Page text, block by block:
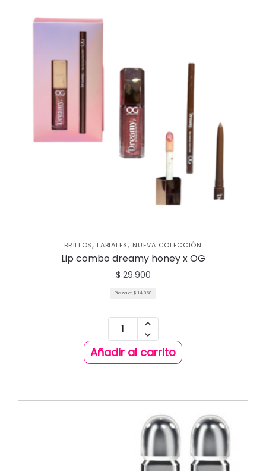
BRILLOS, LABIALES, NUEVA COLECCIÓN
Lip combo dreamy honey x OG
$ 29.900
Pieza a: $ 14.950
Añadir al carrito